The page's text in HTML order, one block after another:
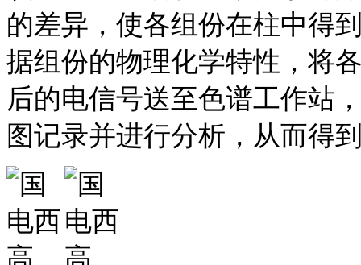
的差异，使各组份在柱中得
据组份的物理化学特性，将
后的电信号送至色谱工作站
图记录并进行分析，从而得